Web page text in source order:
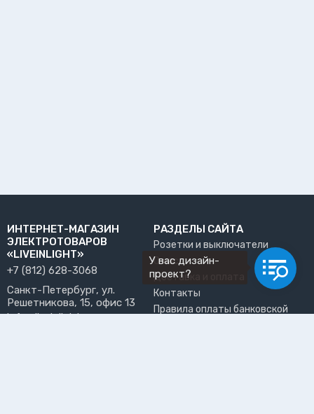
ИНТЕРНЕТ-МАГАЗИН
ЭЛЕКТРОТОВАРОВ
«LIVEINLIGHT»
+7 (812) 628-3068
Санкт-Петербург, ул.
Решетникова, 15, офис 13
info@liveinlight.ru
РАЗДЕЛЫ САЙТА
Розетки и выключатели
О нас
Доставка и оплата
Контакты
Правила оплаты банковской
У вас дизайн-
проект?